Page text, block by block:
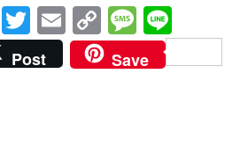
M T
w
itt
E
m
ai
C
o
p
M
e
ss
n
e
Post Save